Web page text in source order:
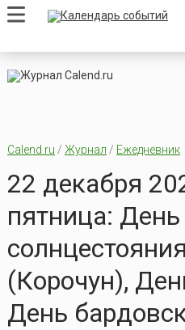
Calend.ru / Журнал / Ежедневник
22 декабря
пятница:
(Корочун),
День